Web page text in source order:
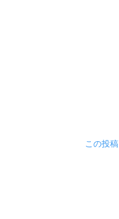
この投